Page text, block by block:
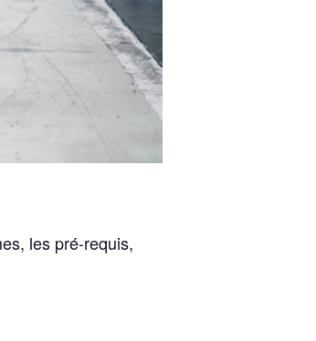
les pré-requis,